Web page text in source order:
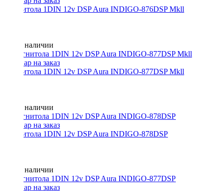
Магнитола 1DIN 12v DSP Aura INDIGO-876DSP Mkll
Нет в наличии
Магнитола 1DIN 12v DSP Aura INDIGO-877DSP Mkll
Нет в наличии
Магнитола 1DIN 12v DSP Aura INDIGO-878DSP
Нет в наличии